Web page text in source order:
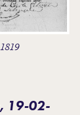
19-02-